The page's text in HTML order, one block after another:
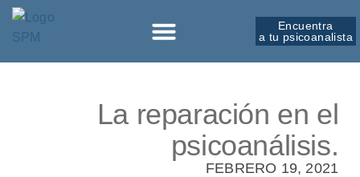
Encuentra
a tu psicoanalista
La reparación en el
psicoanálisis.
FEBRERO 19, 2021